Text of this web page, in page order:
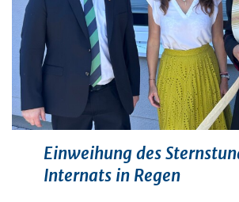
Einweihung des
Internats in Regen